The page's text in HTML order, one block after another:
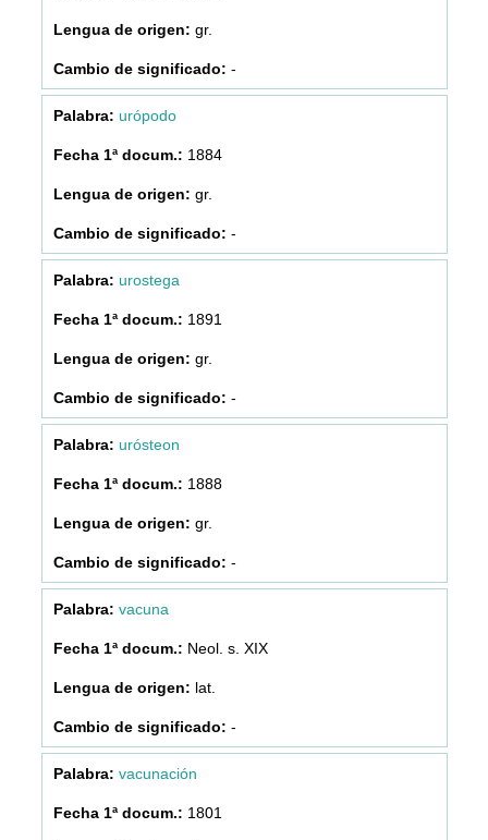
gr.
-
urópodo
1884
gr.
-
urostega
1891
gr.
-
urósteon
1888
gr.
-
vacuna
Neol. s. XIX
lat.
-
vacunación
1801